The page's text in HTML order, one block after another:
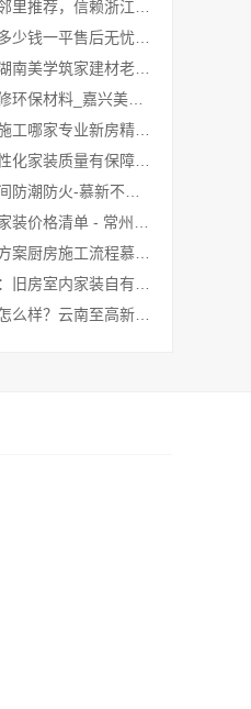
本地全案设计多少钱一平售后无忧，湖南创益讯建筑有限公司贴心服务
湖南装修公司湖南美学筑家建材老房翻新，湖南美学筑家建材焕新家
自住房家装装修环保材料_嘉兴美派建材科技有限公司
广州天河家装施工哪家专业新房精匠饰家
绍兴越城区个性化家装质量有保障选绍兴卓鑫装饰材料有限公司
定制服务卫生间防潮防火-慕新不锈钢
句容慕新施工方案厨房施工流程慕新不锈钢
滇中家装设计怎么样？云南至高新型建材有限公司口碑好